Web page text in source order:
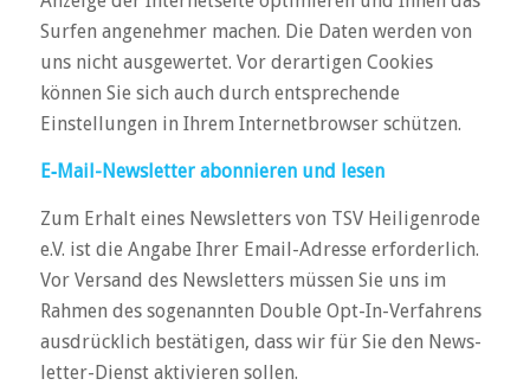
Surfen angenehmer machen. Die Daten werden von
uns nicht ausgewertet. Vor derartigen Cookies
können Sie sich auch durch entsprechende
Einstellungen in Ihrem Internetbrowser schützen.
E‑Mail-News­letter abon­nieren und lesen
Zum Erhalt eines News­let­ters von TSV Heiligenrode
e.V. ist die Angabe Ihrer Email-Adresse erfor­der­lich.
Vor Ver­sand des News­let­ters müssen Sie uns im
Rahmen des soge­nannten Double Opt-In-Ver­fah­rens
aus­drück­lich bestä­tigen, dass wir für Sie den News­
letter-Dienst akti­vieren sollen.